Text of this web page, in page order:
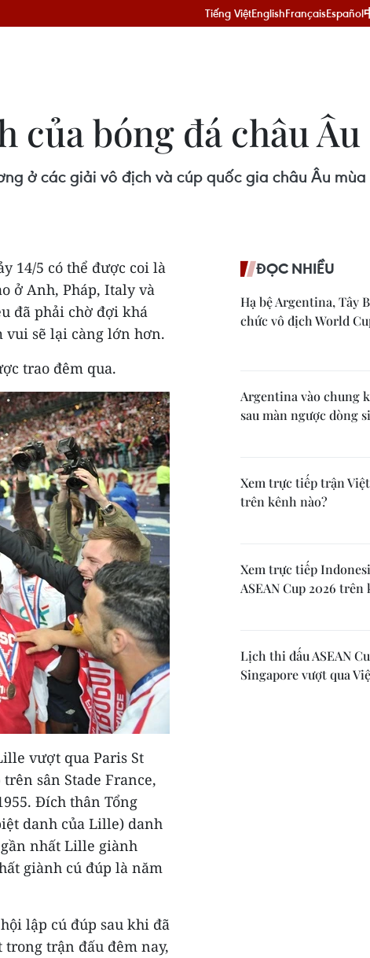
Tiếng ViệtEnglishFrançaisEspañol
của bóng đá châu Âu
ở các giải vô địch và cúp quốc gia châu Âu mùa
14/5 có thể được coi là
ở Anh, Pháp, Italy và
đã phải chờ đợi khá
vui sẽ lại càng lớn hơn.
trao đêm qua.
vượt qua Paris St
sân Stade France,
Đích thân Tổng
danh của Lille) danh
nhất Lille giành
giành cú đúp là năm
lập cú đúp sau khi đã
trận đấu đêm nay,
ĐỌC NHIỀU
Hạ bệ Argentina, Tây
chức vô địch World
Argentina vào chung
sau màn ngược dòng
Xem trực tiếp trận
trên kênh nào?
Xem trực tiếp
ASEAN Cup 2026 trên
Lịch thi đấu ASEAN
Singapore vượt qua